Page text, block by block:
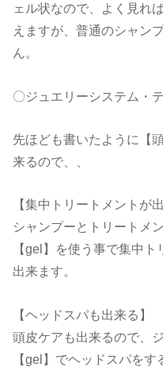
ェル状なので、よく見れ
えますが、普通のシャン
ん。
〇ジュエリーシステム・
先ほども書いたように【
来るので、、
【集中トリートメントが
シャンプーとトリートメ
【gel】を使う事で集中
出来ます。
【ヘッドスパも出来る】
頭皮ケアも出来るので、
【gel】でヘッドスパをす